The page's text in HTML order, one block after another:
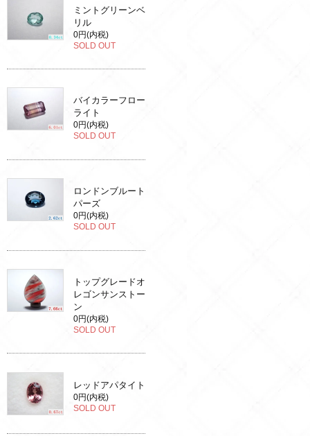
ミントグリーンベ
リル
0円(内税)
SOLD OUT
バイカラーフロー
ライト
0円(内税)
SOLD OUT
ロンドンブルート
パーズ
0円(内税)
SOLD OUT
トップグレードオ
レゴンサンストー
ン
0円(内税)
SOLD OUT
レッドアパタイト
0円(内税)
SOLD OUT